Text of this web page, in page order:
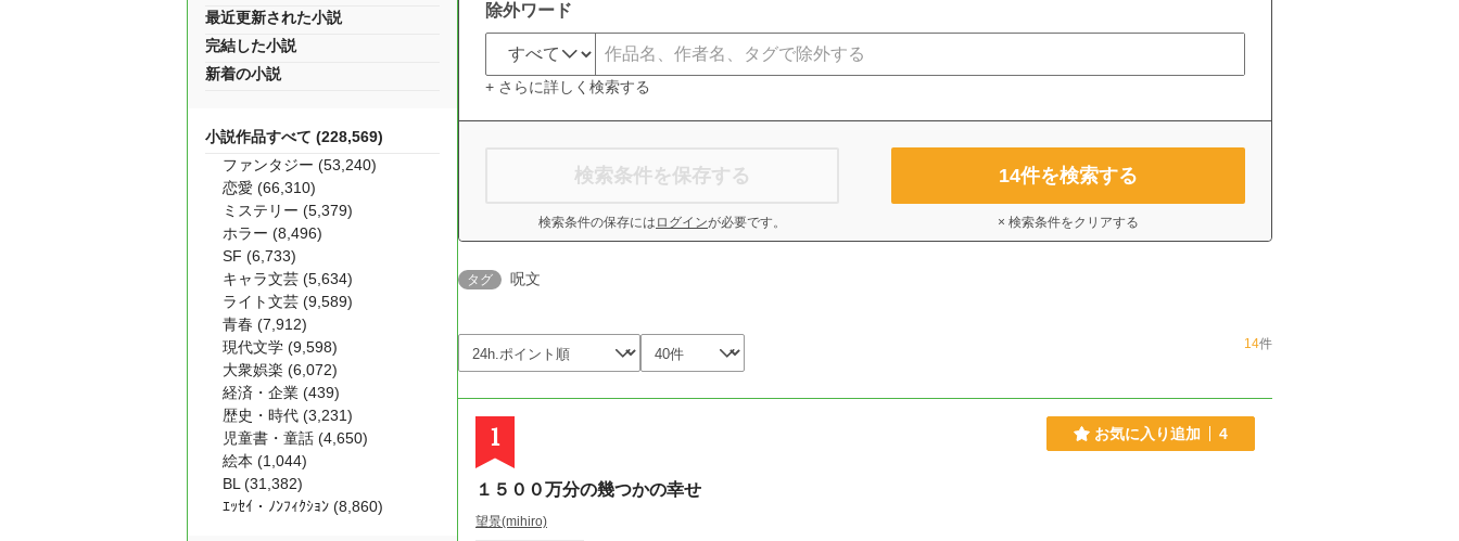
除外ワード
+ さらに詳しく検索する
検索条件を保存する
検索条件の保存には ログインが必要です。
14件を検索する
× 検索条件をクリアする
タグ 呪文
14件
1 お気に入り追加 4
１５００万分の幾つかの幸せ
望景(mihiro)
最近更新された小説
完結した小説
新着の小説
小説作品すべて (228,569)
ファンタジー (53,240)
恋愛 (66,310)
ミステリー (5,379)
ホラー (8,496)
SF (6,733)
キャラ文芸 (5,634)
ライト文芸 (9,589)
青春 (7,912)
現代文学 (9,598)
大衆娯楽 (6,072)
経済・企業 (439)
歴史・時代 (3,231)
児童書・童話 (4,650)
絵本 (1,044)
BL (31,382)
ｴｯｾｲ・ﾉﾝﾌｨｸｼｮﾝ (8,860)